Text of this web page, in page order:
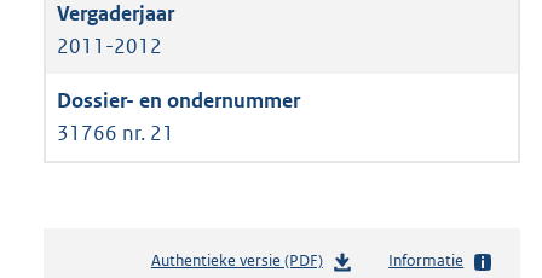
2011-2012
31766 nr. 21
Authentieke versie (PDF)b
Informatie